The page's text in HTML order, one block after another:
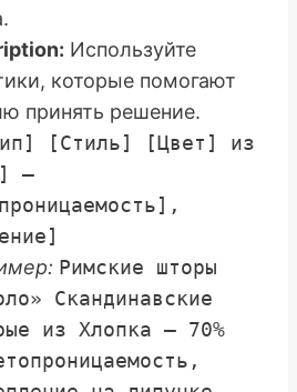
Используйте
которые помогают
принять решение.
[Стиль] [Цвет] из
–
Римские шторы
Скандинавские
из Хлопка – 70%